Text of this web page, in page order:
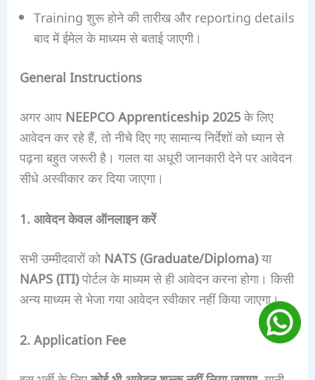
Training शुरू होने की तारीख और reporting details
बाद में ईमेल के माध्यम से बताई जाएगी।
General Instructions
अगर आप NEEPCO Apprenticeship 2025के लिए
आवेदन कर रहे हैं, तो नीचे दिए गए सामान्य निर्देशों को ध्यान से
पढ़ना बहुत जरूरी है। गलत या अधूरी जानकारी देने पर आवेदन
सीधे अस्वीकार कर दिया जाएगा।
1. आवेदन केवल ऑनलाइन करें
सभी उम्मीदवारों कोNATS (Graduate/Diploma)या
NAPS (ITI)पोर्टल के माध्यम से ही आवेदन करना होगा। किसी
अन्य माध्यम से भेजा गया आवेदन स्वीकार नहीं किया जाएगा।
2. Application Fee